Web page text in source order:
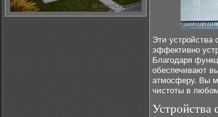
Эти устройства
эффективно
Благодаря
обеспечивают
атмосферу. Вы
чистоты в
Устройства